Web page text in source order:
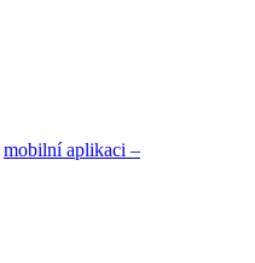
mobilní aplikaci –